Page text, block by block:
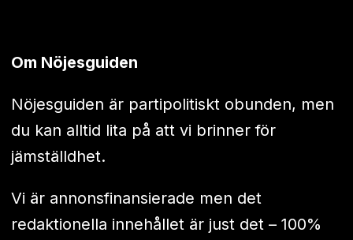
Om Nöjesguiden
Nöjesguiden är partipolitiskt obunden, men
du kan alltid lita på att vi brinner för
jämställdhet.
Vi är annonsfinansierade men det
redaktionella innehållet är just det – 100%